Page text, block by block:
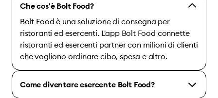
Che cos'è Bolt Food?
Bolt Food è una soluzione di consegna per
ristoranti ed esercenti. L'app Bolt Food connette
ristoranti ed esercenti partner con milioni di clienti
che vogliono ordinare cibo, spesa e altro.
Come diventare esercente Bolt Food?